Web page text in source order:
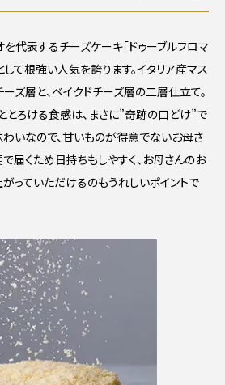
代表するチーズケーキ「ドゥーブルフロマ
して根強い人気を誇ります。イタリア産マス
ズ層と、ベイクドチーズ層の二層仕立て。
とろける食感は、まさに”奇跡の口どけ”で
いなので、甘いものが得意でないお母さ
届くため日持ちもしやすく、お母さんのお
っていただけるのもうれしいポイントで